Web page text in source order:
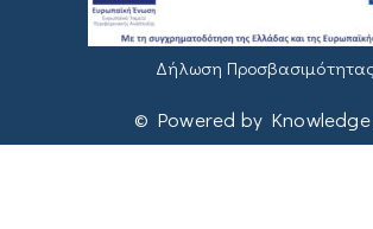
Δήλωση
© Powered by Knowledge